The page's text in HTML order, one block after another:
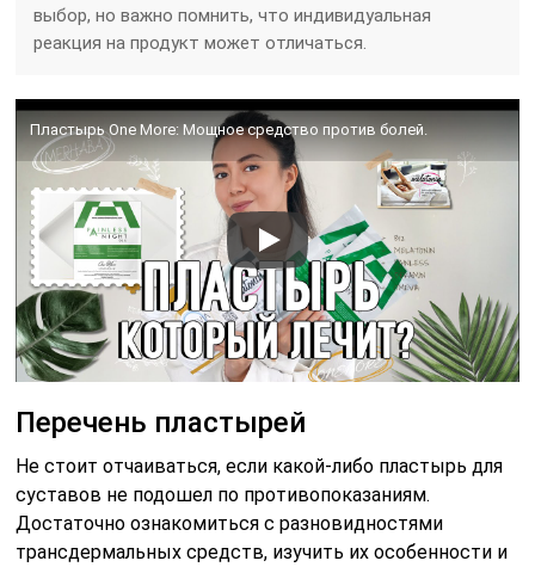
выбор, но важно помнить, что индивидуальная
реакция на продукт может отличаться.
Пластырь One More: Мощное средство против болей.
Перечень пластырей
Не стоит отчаиваться, если какой-либо пластырь для
суставов не подошел по противопоказаниям.
Достаточно ознакомиться с разновидностями
трансдермальных средств, изучить их особенности и